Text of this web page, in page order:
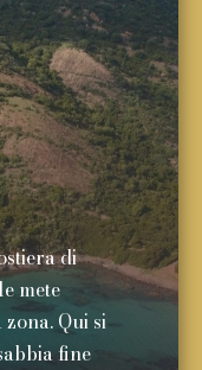
di
mete
Qui si
fine